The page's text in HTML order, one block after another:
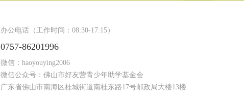
办公电话（工作时间：08:30-17:15）
0757-86201996
微信：haoyouying2006
微信公众号：佛山市好友营青少年助学基金会
广东省佛山市南海区桂城街道南桂东路17号邮政局大楼13楼